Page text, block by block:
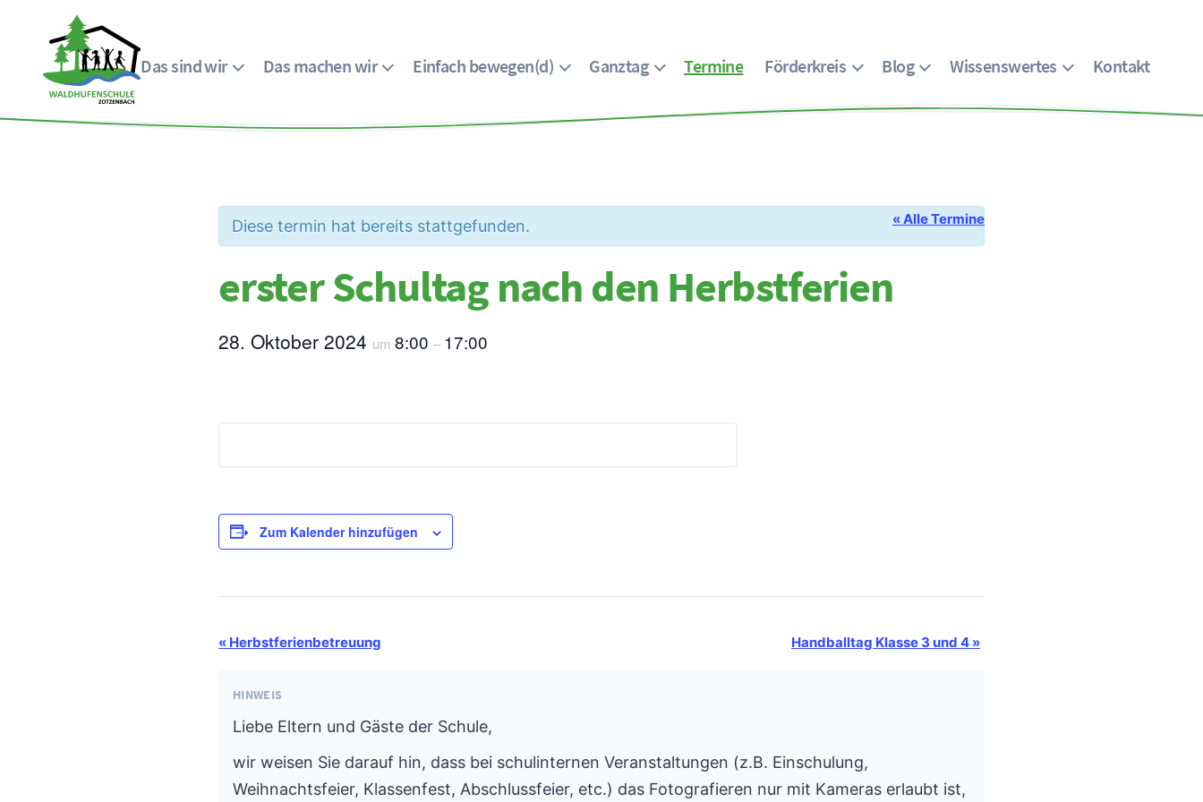
Waldhufenschule
Das sind wir Das machen wir Einfach bewegen(d) Ganztag Termine Förderkreis Blog Wissenswertes Kontakt
Menü
« Alle Termine
Diese termin hat bereits stattgefunden.
erster Schultag nach den Herbstferien
28. Oktober 2024 um 8:00 – 17:00
Zum Kalender hinzufügen
Termin-
« Herbstferienbetreuung Handballtag Klasse 3 und 4 »
HINWEIS
Liebe Eltern und Gäste der Schule,
wir weisen Sie darauf hin, dass bei schulinternen Veranstaltungen (z.B. Einschulung,
Weihnachtsfeier, Klassenfest, Abschlussfeier, etc.) das Fotografieren nur mit Kameras erlaubt ist,